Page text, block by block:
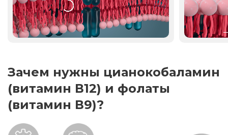
Зачем нужны цианокобаламин
(витамин В12) и фолаты
(витамин В9)?